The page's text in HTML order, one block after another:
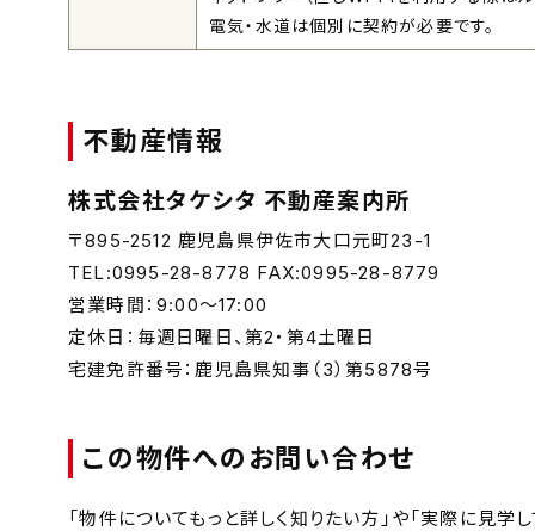
電気・水道は個別に契約が必要です。
不動産情報
株式会社タケシタ 不動産案内所
〒895-2512 鹿児島県伊佐市大口元町23-1
TEL:0995-28-8778 FAX:0995-28-8779
営業時間：9:00～17:00
定休日：毎週日曜日、第2・第4土曜日
宅建免許番号：鹿児島県知事（3）第5878号
この物件へのお問い合わせ
「物件についてもっと詳しく知りたい方」や「実際に見学